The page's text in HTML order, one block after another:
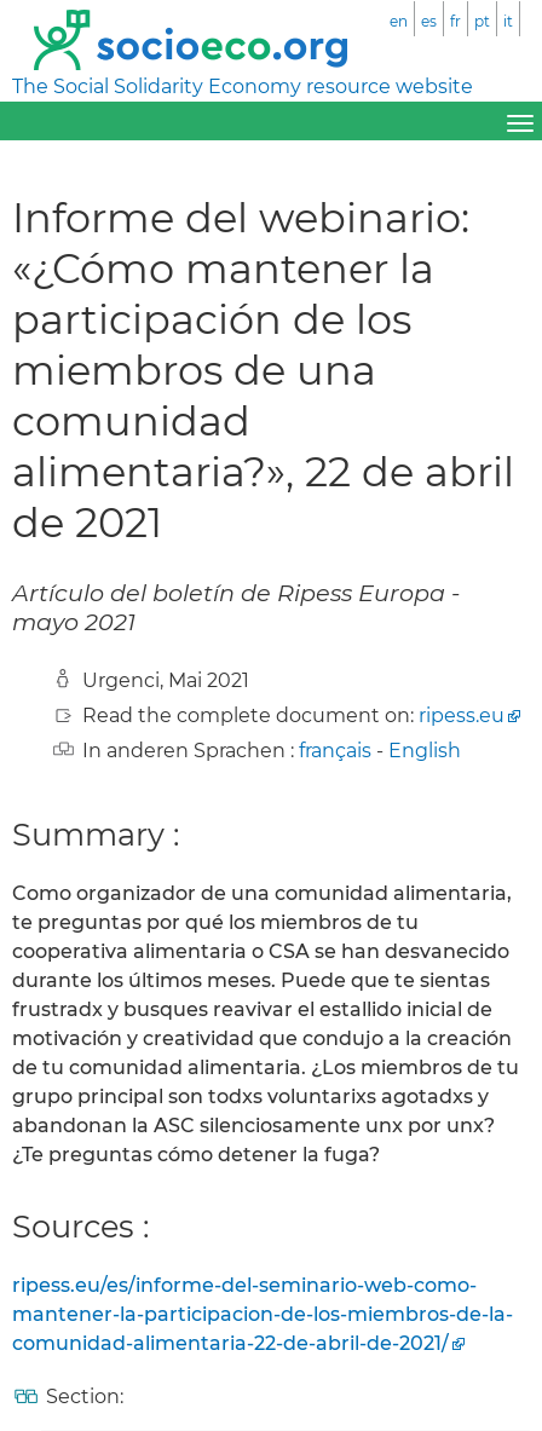
The Social Solidarity Economy resource website
en es fr pt it
Informe del webinario:
«¿Cómo mantener la
participación de los
miembros de una
comunidad
alimentaria?», 22 de abril
de 2021
Artículo del boletín de Ripess Europa -
mayo 2021
Urgenci, Mai 2021
Read the complete document on: ripess.eu
In anderen Sprachen : français - English
Summary :
Como organizador de una comunidad alimentaria,
te preguntas por qué los miembros de tu
cooperativa alimentaria o CSA se han desvanecido
durante los últimos meses. Puede que te sientas
frustradx y busques reavivar el estallido inicial de
motivación y creatividad que condujo a la creación
de tu comunidad alimentaria. ¿Los miembros de tu
grupo principal son todxs voluntarixs agotadxs y
abandonan la ASC silenciosamente unx por unx?
¿Te preguntas cómo detener la fuga?
Sources :
ripess.eu/es/informe-del-seminario-web-como-
mantener-la-participacion-de-los-miembros-de-la-
comunidad-alimentaria-22-de-abril-de-2021/
Section: